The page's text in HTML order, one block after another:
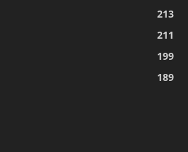
213
211
199
189